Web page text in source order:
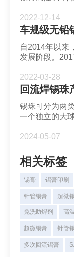
2022-12-14
自2014年以来
发展阶段。
起，它已经连
业进入股票游
发展的新动力
深圳福英达分
2022-03-28
锡珠可分为两
一个独立的大
2024-05-07
相关标签
锡膏 锡膏印刷
针管锡膏 超微
免洗助焊剂 高
超微锡膏 针管
多次回流锡膏